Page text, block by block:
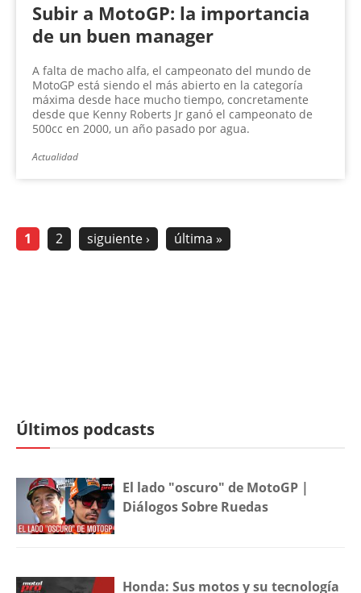
Subir a MotoGP: la importancia
de un buen manager
A falta de macho alfa, el campeonato del mundo de
MotoGP está siendo el más abierto en la categoría
máxima desde hace mucho tiempo, concretamente
desde que Kenny Roberts Jr ganó el campeonato de
500cc en 2000, un año pasado por agua.
Actualidad
1 2 siguiente › última »
Últimos podcasts
El lado "oscuro" de MotoGP |
Diálogos Sobre Ruedas
Honda: Sus motos y su tecnología